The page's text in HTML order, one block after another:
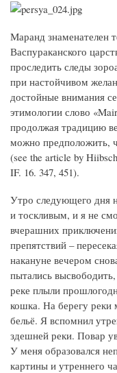
Маранд знаменателен
Васпураканского
проследить следы
при настойчивом
достойные внимания
этимологии слово
продолжая традицию
можно предположить,
(see the article by
IF. 16. 347, 451).
Утро следующего дня
и тоскливым, и я не
вчерашних
препятствий –
накануне вечером
пытались
реке плыли
кошка. На берегу
бельё. Я вспомнил
здешней реки. Повар
У меня образовался
картины и утреннего